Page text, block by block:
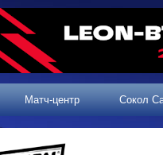
Матч-центр Сокол